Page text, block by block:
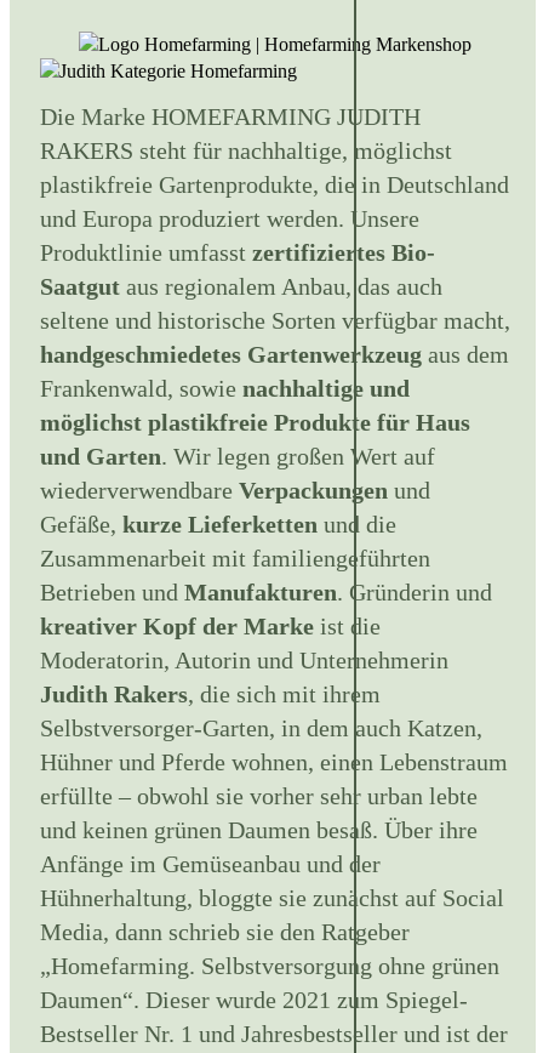
Die Marke HOMEFARMING JUDITH
RAKERS steht für nachhaltige, möglichst
plastikfreie Gartenprodukte, die in Deutschland
und Europa produziert werden. Unsere
Produktlinie umfasst zertifiziertes Bio-
Saatgut aus regionalem Anbau, das auch
seltene und historische Sorten verfügbar macht,
handgeschmiedetes Gartenwerkzeug aus dem
Frankenwald, sowie nachhaltige und
möglichst plastikfreie Produkte für Haus
und Garten. Wir legen großen Wert auf
wiederverwendbare Verpackungen und
Gefäße, kurze Lieferketten und die
Zusammenarbeit mit familiengeführten
Betrieben und Manufakturen. Gründerin und
kreativer Kopf der Marke ist die
Moderatorin, Autorin und Unternehmerin
Judith Rakers, die sich mit ihrem
Selbstversorger-Garten, in dem auch Katzen,
Hühner und Pferde wohnen, einen Lebenstraum
erfüllte – obwohl sie vorher sehr urban lebte
und keinen grünen Daumen besaß. Über ihre
Anfänge im Gemüseanbau und der
Hühnerhaltung, bloggte sie zunächst auf Social
Media, dann schrieb sie den Ratgeber
„Homefarming. Selbstversorgung ohne grünen
Daumen“. Dieser wurde 2021 zum Spiegel-
Bestseller Nr. 1 und Jahresbestseller und ist der